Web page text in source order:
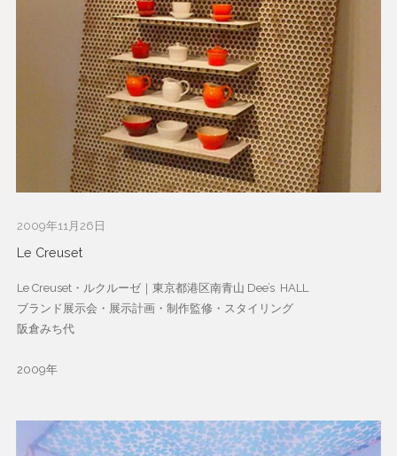
2009年11月26日
Le Creuset
Le Creuset・ルクルーゼ｜東京都港区南青山 Dee’s HALL
ブランド展示会・展示計画・制作監修・スタイリング
阪倉みち代
2009年